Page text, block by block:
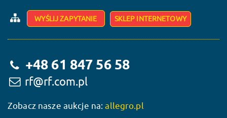
WYŚLIJ ZAPYTANIE SKLEP INTERNETOWY
+48 61 847 56 58
rf@rf.com.pl
Zobacz nasze aukcje na:allegro.pl